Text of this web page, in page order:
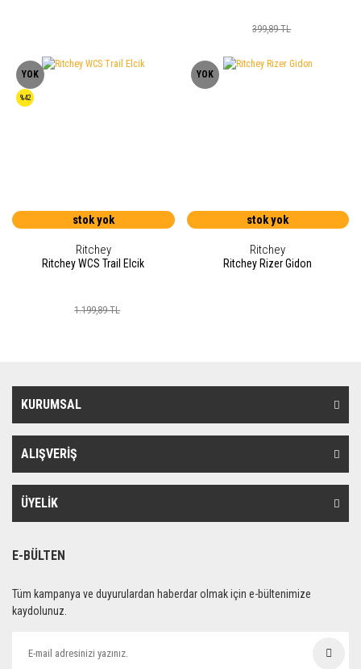
399,89 TL
YOK
%42
stok yok
Ritchey
Ritchey WCS Trail Elcik
1.199,89 TL
YOK
stok yok
Ritchey
Ritchey Rizer Gidon
KURUMSAL
ALIŞVERİŞ
ÜYELİK
E-BÜLTEN
Tüm kampanya ve duyurulardan haberdar olmak için e-bültenimize
kaydolunuz.